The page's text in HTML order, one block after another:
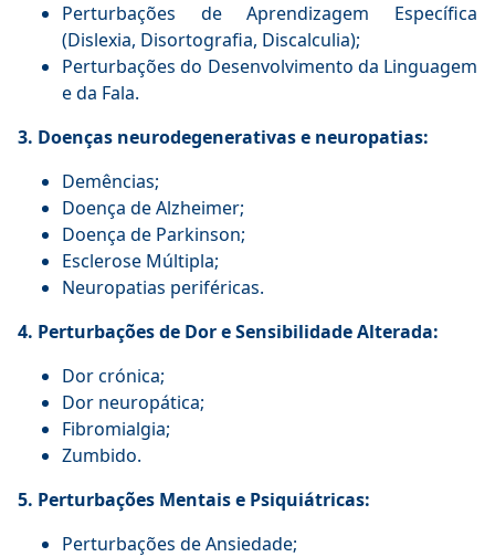
Perturbações de Aprendizagem Específica
(Dislexia, Disortografia, Discalculia);
Perturbações do Desenvolvimento da Linguagem
e da Fala.
3. Doenças neurodegenerativas e neuropatias:
Demências;
Doença de Alzheimer;
Doença de Parkinson;
Esclerose Múltipla;
Neuropatias periféricas.
4. Perturbações de Dor e Sensibilidade Alterada:
Dor crónica;
Dor neuropática;
Fibromialgia;
Zumbido.
5. Perturbações Mentais e Psiquiátricas:
Perturbações de Ansiedade;